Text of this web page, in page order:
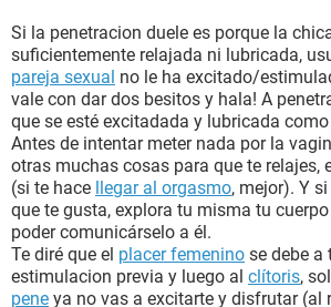
Si la penetracion duele es porque la
suficientemente relajada ni lubricada,
pareja sexual no le ha excitado/
vale con dar dos besitos y hala! A
que se esté excitadada y lubricada como
Antes de intentar meter nada por la
otras muchas cosas para que te relajes,
(si te hace llegar al orgasmo, mejor). Y
que te gusta, explora tu misma tu
poder comunicárselo a él.
Te diré que el placer femenino se debe a
estimulacion previa y luego al clítoris,
pene ya no vas a excitarte y disfrutar (al